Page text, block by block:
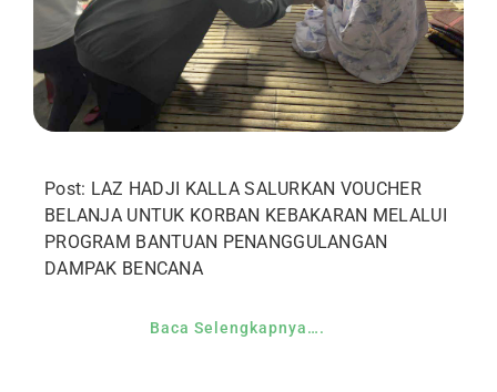
Post: LAZ HADJI KALLA SALURKAN VOUCHER
BELANJA UNTUK KORBAN KEBAKARAN MELALUI
PROGRAM BANTUAN PENANGGULANGAN
DAMPAK BENCANA
Baca Selengkapnya….